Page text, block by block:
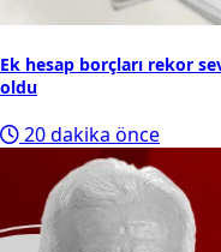
Ek hesap borçları rekor
oldu
20 dakika önce